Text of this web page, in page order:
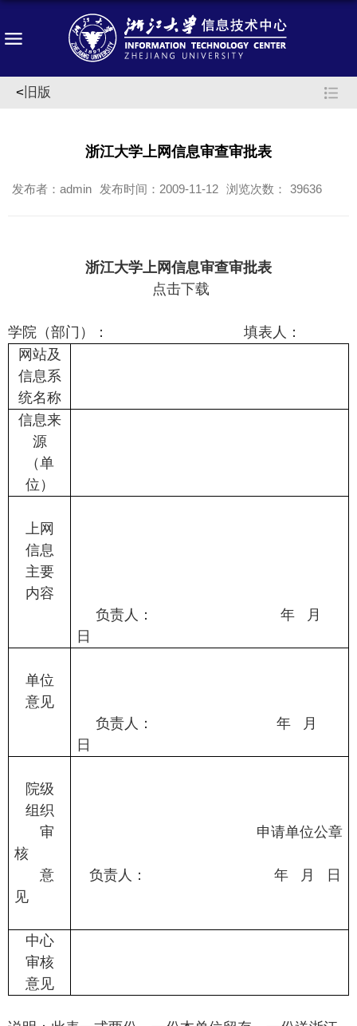
< 旧版
浙江大学上网信息审查审批表
发布者：admin 发布时间：2009-11-12 浏览次数： 39636
浙江大学上网信息审查审批表
点击下载
学院（部门）：
填表人：
网站及
信息系
统名称
信息来
源
（单
位）
上网
信息
主要
内容
负责人：
年
月
日
单位
意见
负责人：
年
月
日
院级
组织
审
核
意
见
申请单位公章
负责人： 年 月 日
中心
审核
意见